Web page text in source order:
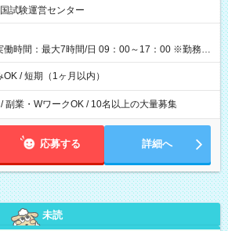
国家試験 7:00～13:30（休憩なし） 時給1,300
円）×6時間＝日収8,400円＋交通費 【試用期
し
試験運営センター
働時間：最大7時間/日 09：00～17：00 ※勤務時
り異なります。
/ 短期（1ヶ月以内）
副業・WワークOK / 10名以上の大量募集
応募する 詳細へ
未読